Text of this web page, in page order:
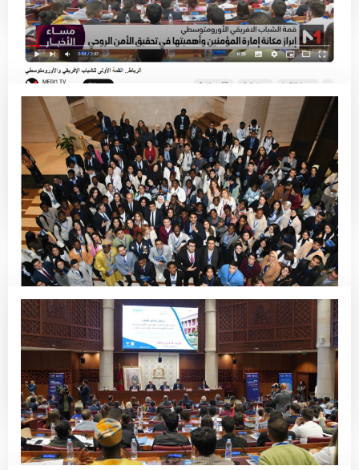
فيديو – الرباط.. القمة الأولى للشباب
الإفريقي والأورومتوسطي
Read More
Youth’s Call for Investment in The
Future
Read More